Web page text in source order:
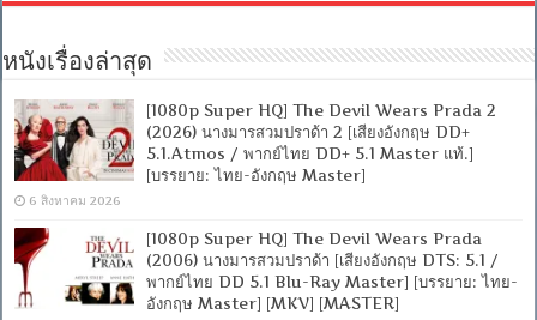
หนังเรื่องล่าสุด
[1080p Super HQ] The Devil Wears Prada 2
(2026) นางมารสวมปราด้า 2 [เสียงอังกฤษ DD+
5.1.Atmos / พากย์ไทย DD+ 5.1 Master แท้.]
[บรรยาย: ไทย-อังกฤษ Master]
6 สิงหาคม 2026
[1080p Super HQ] The Devil Wears Prada
(2006) นางมารสวมปราด้า [เสียงอังกฤษ DTS: 5.1 /
พากย์ไทย DD 5.1 Blu-Ray Master] [บรรยาย: ไทย-
อังกฤษ Master] [MKV] [MASTER]